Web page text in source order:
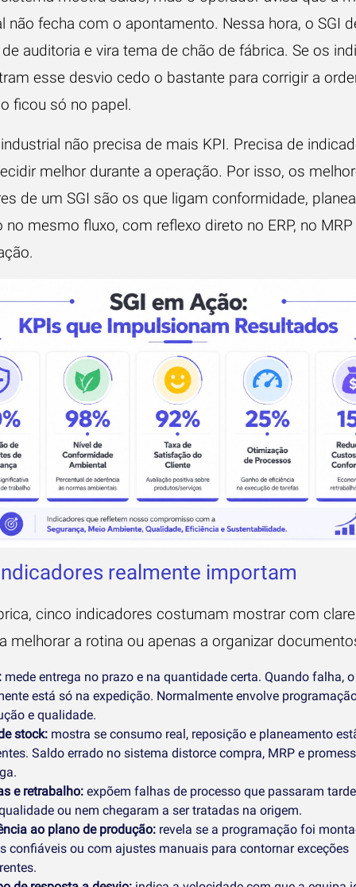
não fecha com o apontamento. Nessa hora, o SGI
auditoria e vira tema de chão de fábrica. Se os
esse desvio cedo o bastante para corrigir a
ficou só no papel.
não precisa de mais KPI. Precisa de
melhor durante a operação. Por isso, os
de um SGI são os que ligam conformidade,
no mesmo fluxo, com reflexo direto no ERP, no MRP
realmente importam
cinco indicadores costumam mostrar com
melhorar a rotina ou apenas a organizar
mede entrega no prazo e na quantidade certa. Quando falha,
está só na expedição. Normalmente envolve
e qualidade.
stock: mostra se consumo real, reposição e planeamento
Saldo errado no sistema distorce compra, MRP e
e retrabalho: expõem falhas de processo que passaram
ou nem chegaram a ser tratadas na origem.
ao plano de produção: revela se a programação foi
confiáveis ou com ajustes manuais para contornar exceções